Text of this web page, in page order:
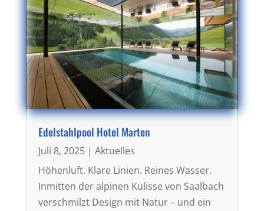
Edelstahlpool Hotel Marten
Juli 8, 2025| Aktuelles
Höhenluft. Klare Linien. Reines Wasser.
Inmitten der alpinen Kulisse von Saalbach
verschmilzt Design mit Natur – und ein